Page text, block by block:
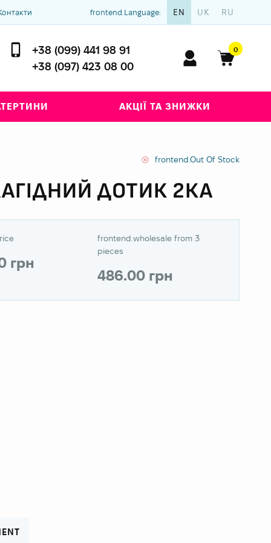
frontend.Language: EN UK RU
+38 (099) 441 98 91
+38 (097) 423 08 00
0
АКЦІЇ ТА ЗНИЖКИ
frontend.Out Of Stock
ДОТИК 2КА
грн
frontend.wholesale from 3
pieces
486.00 грн